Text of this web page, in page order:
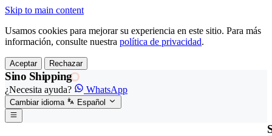
Skip to main content
Usamos cookies para mejorar su experiencia en este sitio. Para más
información, consulte nuestra política de privacidad.
Aceptar Rechazar
Sino Shipping
¿Necesita ayuda? WhatsApp
Cambiar idioma Español